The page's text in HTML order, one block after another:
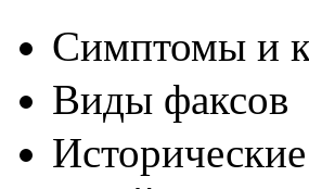
Симптомы и
Виды факсов